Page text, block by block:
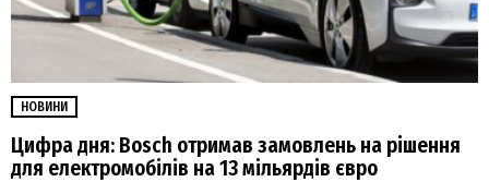
НОВИНИ
Цифра дня: Bosch отримав замовлень на рішення
для електромобілів на 13 мільярдів євро